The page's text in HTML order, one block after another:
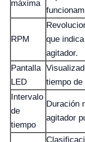
máxima
RPM
que
agitador.
Pantalla
LED
tiempo
Intervalo
de
tiempo
Duración
agitador